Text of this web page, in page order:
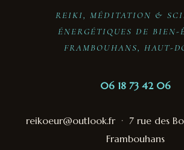
REIKI, MÉDITATION &
ÉNERGÉTIQUES DE BIEN-
FRAMBOUHANS, HAUT-
06 18 73 42 06
reikoeur@outlook.fr · 7 rue des
Frambouhans